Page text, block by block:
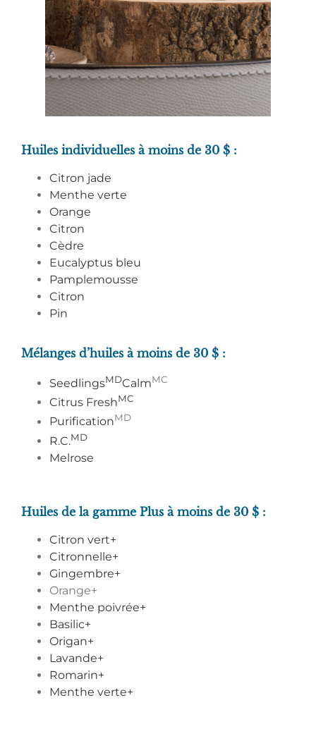
Huiles individuelles à moins de 30 $ :
Citron jade
Menthe verte
Orange
Citron
Cèdre
Eucalyptus bleu
Pamplemousse
Citron
Pin
Mélanges d’huiles à moins de 30 $ :
SeedlingsMDCalmMC
Citrus FreshMC
PurificationMD
R.C.MD
Melrose
Huiles de la gamme Plus à moins de 30 $ :
Citron vert+
Citronnelle+
Gingembre+
Orange+
Menthe poivrée+
Basilic+
Origan+
Lavande+
Romarin+
Menthe verte+